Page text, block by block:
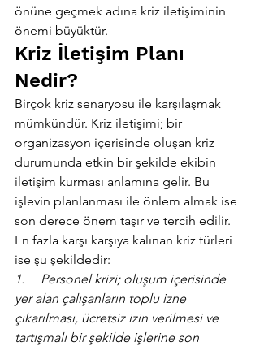
önüne geçmek adına kriz iletişiminin
önemi büyüktür.
Kriz İletişim Planı
Nedir?
Birçok kriz senaryosu ile karşılaşmak
mümkündür. Kriz iletişimi; bir
organizasyon içerisinde oluşan kriz
durumunda etkin bir şekilde ekibin
iletişim kurması anlamına gelir. Bu
işlevin planlanması ile önlem almak ise
son derece önem taşır ve tercih edilir.
En fazla karşı karşıya kalınan kriz türleri
ise şu şekildedir:
1.     Personel krizi; oluşum içerisinde
yer alan çalışanların toplu izne
çıkarılması, ücretsiz izin verilmesi ve
tartışmalı bir şekilde işlerine son